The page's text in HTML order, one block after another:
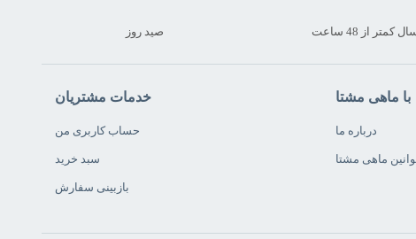
صید روز کمتر از 48 ساعت
خدمات مشتریان
حساب کاربری من
سبد خرید
بازبینی سفارش
با ماهی مشتا
درباره ما
ماهی مشتا